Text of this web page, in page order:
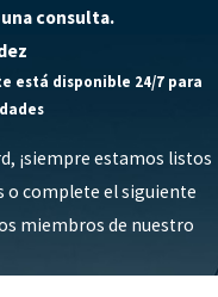
consulta.
está disponible 24/7 para
¡siempre estamos listos
o complete el siguiente
miembros de nuestro